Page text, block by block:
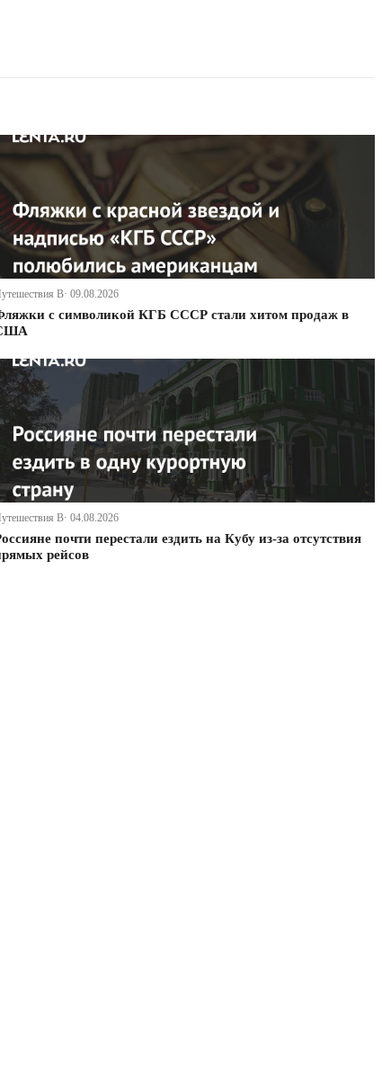
В· 09.08.2026
с символикой КГБ СССР стали хитом продаж в
В· 04.08.2026
почти перестали ездить на Кубу из-за отсутствия
рейсов